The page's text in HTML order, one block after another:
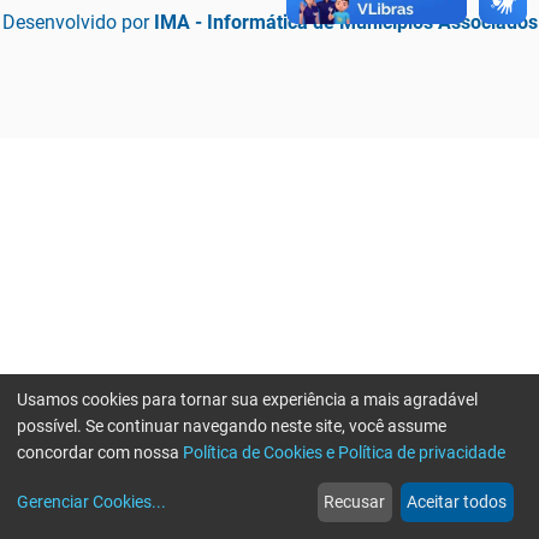
Desenvolvido por IMA - Informática de Municípios Associados
web
Notícias
more_horiz
Mais
Usamos cookies para tornar sua experiência a mais agradável
possível. Se continuar navegando neste site, você assume
concordar com nossa Política de Cookies e Política de privacidade
Gerenciar Cookies... Recusar Aceitar todos
Erro ao enviar informações, por favor tente novamente